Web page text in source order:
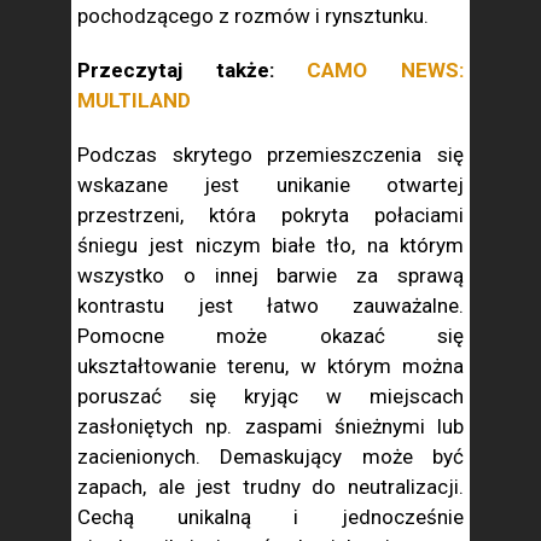
pochodzącego z rozmów i rynsztunku.
Przeczytaj także:CAMO NEWS:
MULTILAND
Podczas skrytego przemieszczenia się
wskazane jest unikanie otwartej
przestrzeni, która pokryta połaciami
śniegu jest niczym białe tło, na którym
wszystko o innej barwie za sprawą
kontrastu jest łatwo zauważalne.
Pomocne może okazać się
ukształtowanie terenu, w którym można
poruszać się kryjąc w miejscach
zasłoniętych np. zaspami śnieżnymi lub
zacienionych. Demaskujący może być
zapach, ale jest trudny do neutralizacji.
Cechą unikalną i jednocześnie